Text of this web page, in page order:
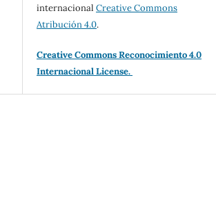
internacionalCreative Commons
Atribución 4.0.
Creative Commons Reconocimiento 4.0
Internacional License.